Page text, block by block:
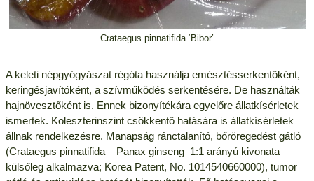
Crataegus pinnatifida ‘Bibor’
A keleti népgyógyászat régóta használja emésztésserkentőként,
keringésjavítóként, a szívműködés serkentésére. De használták
hajnövesztőként is. Ennek bizonyítékára egyelőre állatkísérletek
ismertek. Koleszterinszint csökkentő hatására is állatkísérletek
állnak rendelkezésre. Manapság ránctalanító, bőröregedést gátló
(Crataegus pinnatifida – Panax ginseng 1:1 arányú kivonata
külsőleg alkalmazva; Korea Patent, No. 1014540660000), tumor